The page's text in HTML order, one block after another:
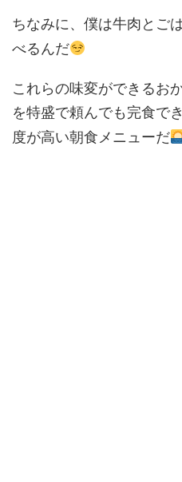
ちなみに、僕は牛肉とご
べるんだ
これらの味変ができるお
を特盛で頼んでも完食で
度が高い朝食メニューだ